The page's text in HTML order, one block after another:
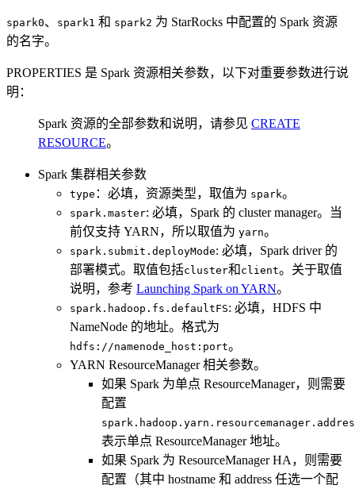
spark0、 spark1 和 spark2 为 StarRocks 中配置的 Spark 资源
的名字。
PROPERTIES 是 Spark 资源相关参数，以下对重要参数进行说
明：
Spark 资源的全部参数和说明，请参见 CREATE
RESOURCE。
Spark 集群相关参数
type ：必填，资源类型，取值为 spark。
spark.master: 必填，Spark 的 cluster manager。当
前仅支持 YARN，所以取值为 yarn。
spark.submit.deployMode: 必填，Spark driver 的
部署模式。取值包括cluster和 client。关于取值
说明，参考 Launching Spark on YARN。
spark.hadoop.fs.defaultFS: 必填，HDFS 中
NameNode 的地址。格式为
hdfs://namenode_host:port。
YARN ResourceManager 相关参数。
如果 Spark 为单点 ResourceManager，则需要
配置
表示单点 ResourceManager 地址。
如果 Spark 为 ResourceManager HA，则需要
配置（其中 hostname 和 address 任选一个配